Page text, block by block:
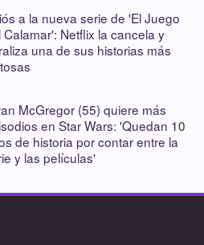
a la nueva serie de 'El Juego
Calamar': Netflix la cancela y
una de sus historias más
McGregor (55) quiere más
en Star Wars: 'Quedan 10
de historia por contar entre la
y las películas'